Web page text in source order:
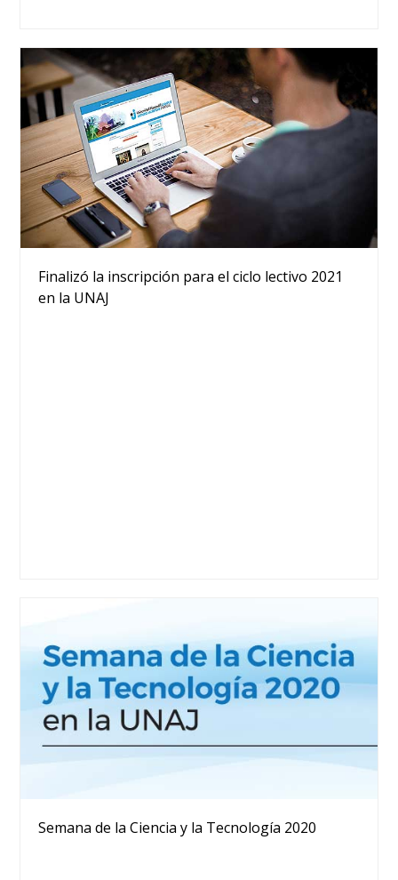
Finalizó la inscripción para el ciclo lectivo 2021
en la UNAJ
Semana de la Ciencia y la Tecnología 2020